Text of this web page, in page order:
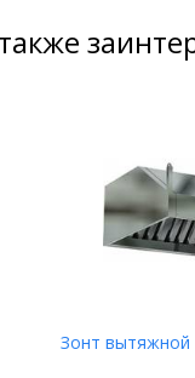
Зонт